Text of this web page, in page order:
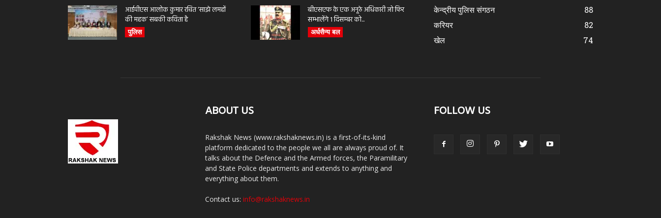
आईपीएस आलोक कुमार रचित ‘साझे लमहों
की महक’ सबकी कविता है
पुलिस
बीएसएफ के एक अनूठे अधिकारी जो फिर
सम्भालेंगे 1 दिसम्बर को...
अर्धसैन्य बल
केन्द्रीय पुलिस संगठन
88
करियर
82
खेल
74
ABOUT US
Rakshak News (www.rakshaknews.in) is a first-of-its-kind
platform dedicated to the people we all are always proud of. It
talks about the Defence and the Armed forces, the Paramilitary
and State Police departments and extends to anything and
everything about them.
Contact us: info@rakshaknews.in
FOLLOW US